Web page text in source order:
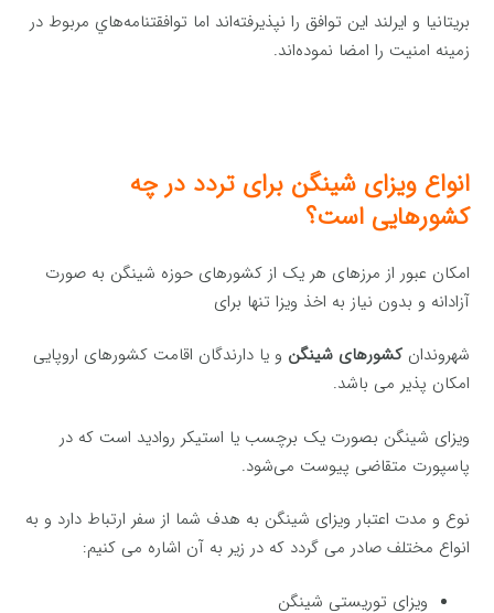
بريتانيا و ايرلند اين توافق را نپذيرفته‌اند اما توافقتنامه‌هاي مربوط در
زمينه امنيت را امضا نموده‌اند.
انواع ویزای شینگن برای تردد در چه
کشورهایی است؟
امکان عبور از مرزهای هر یک از کشورهای حوزه شینگن به صورت
آزادانه و بدون نیاز به اخذ ویزا تنها برای
شهروندانکشورهای شینگن و یا دارندگان اقامت کشورهای اروپایی
امکان پذیر می باشد.
ویزای شینگن بصورت یک برچسب یا استیکر روادید است که در
پاسپورت متقاضی پیوست می‌شود.
نوع و مدت اعتبار ویزای شینگن به هدف شما از سفر ارتباط دارد و به
انواع مختلف صادر می گردد که در زیر به آن اشاره می کنیم:
ویزای توریستی شینگن